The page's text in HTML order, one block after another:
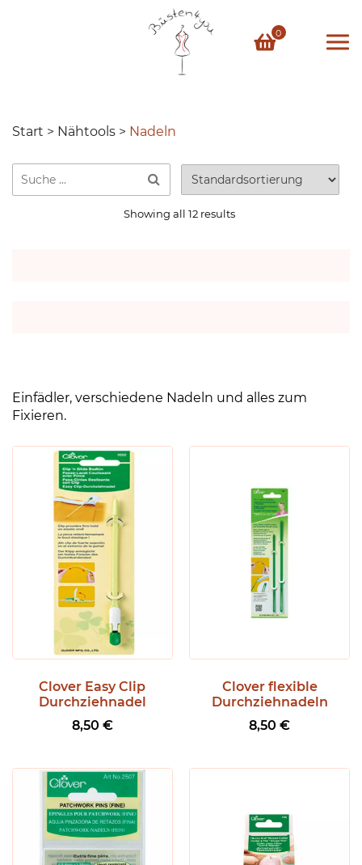
0
Start > Nähtools > Nadeln
Showing all 12 results
Einfädler, verschiedene Nadeln und alles zum
Fixieren.
Clover Easy Clip
Durchziehnadel
8,50 €
Clover flexible
Durchziehnadeln
8,50€